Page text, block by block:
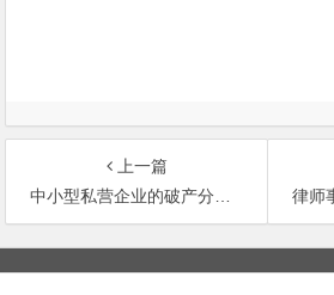
上一篇
中小型私营企业的破产分析——企业老板存在的问题
律师事
文
章